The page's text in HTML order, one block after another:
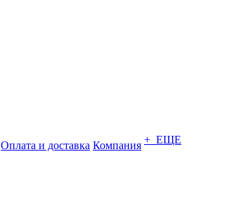
Оплата и доставка Компания + ЕЩЕ